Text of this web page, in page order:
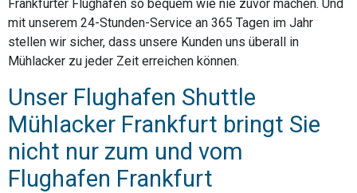
Frankfurter Flughafen so bequem wie nie zuvor machen. Und
mit unserem 24-Stunden-Service an 365 Tagen im Jahr
stellen wir sicher, dass unsere Kunden uns überall in
Mühlacker zu jeder Zeit erreichen können.
Unser Flughafen Shuttle
Mühlacker Frankfurt bringt Sie
nicht nur zum und vom
Flughafen Frankfurt